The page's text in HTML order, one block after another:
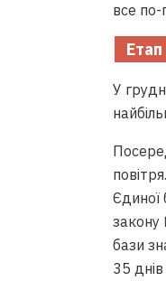
все по-
У
Єдиної
закону
бази
35